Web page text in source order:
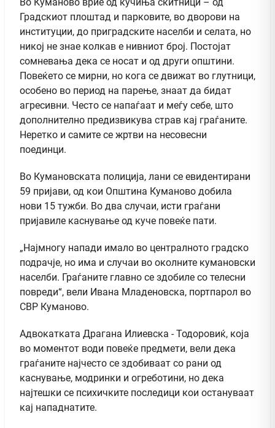
Градскиот плоштад и парковите, во дворови на
институции, до приградските населби и селата, но
никој не знае колкав е нивниот број. Постојат
сомневања дека се носат и од други општини.
Повеќето се мирни, но кога се движат во глутници,
особено во период на парење, знаат да бидат
агресивни. Често се напаѓаат и меѓу себе, што
дополнително предизвикува страв кај граѓаните.
Неретко и самите се жртви на несовесни
поединци.
Во Кумановската полиција, лани се евидентирани
59 пријави, од кои Општина Куманово добила
нови 15 тужби. Во два случаи, исти граѓани
пријавиле каснување од куче повеќе пати.
„Најмногу напади имало во централното градско
подрачје, но има и случаи во околните кумановски
населби. Граѓаните главно се здобиле со телесни
повреди“, вели Ивана Младеновска, портпарол во
СВР Куманово.
Адвокатката Драгана Илиевска - Тодоровиќ, која
во моментот води повеќе предмети, вели дека
граѓаните најчесто се здобиваат со рани од
каснување, модринки и огреботини, но дека
најтешки се психичките последици кои остануваат
кај нападнатите.